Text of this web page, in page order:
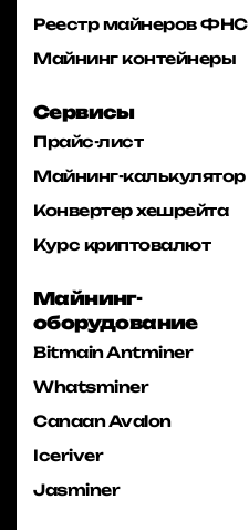
Реестр майнеров ФНС
Майнинг контейнеры
Сервисы
Прайс-лист
Майнинг-калькулятор
Конвертер хешрейта
Курс криптовалют
Майнинг-
оборудование
Bitmain Antminer
Whatsminer
Canaan Avalon
Iceriver
Jasminer